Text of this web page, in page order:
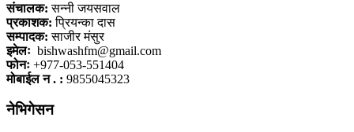
संचालक: सन्नी जयसवाल
प्रकाशक: प्रियन्का दास
सम्पादक: साजीर मंसुर
इमेलः bishwashfm@gmail.com
फोनः +977-053-551404
मोबाईल न . : 9855045323
नेभिगेसन